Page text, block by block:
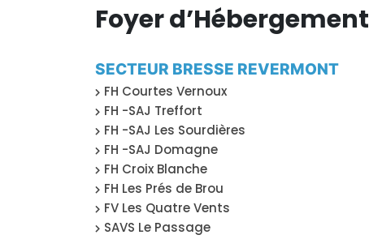
Foyer d’Hébergement
SECTEUR BRESSE REVERMONT
FH Courtes Vernoux
FH -SAJ Treffort
FH -SAJ Les Sourdières
FH -SAJ Domagne
FH Croix Blanche
FH Les Prés de Brou
FV Les Quatre Vents
SAVS Le Passage